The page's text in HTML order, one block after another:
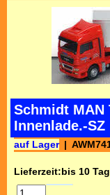
Schmidt MAN
Innenlade.-SZ
auf Lager
Lieferzeit:bis 10